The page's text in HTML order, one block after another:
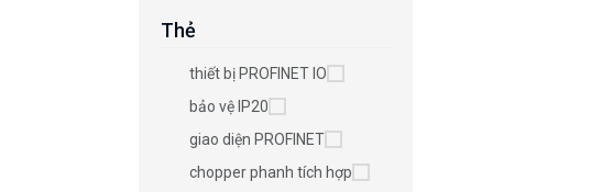
Thẻ
thiết bị PROFINET IO
bảo vệ IP20
giao diện PROFINET
chopper phanh tích hợp